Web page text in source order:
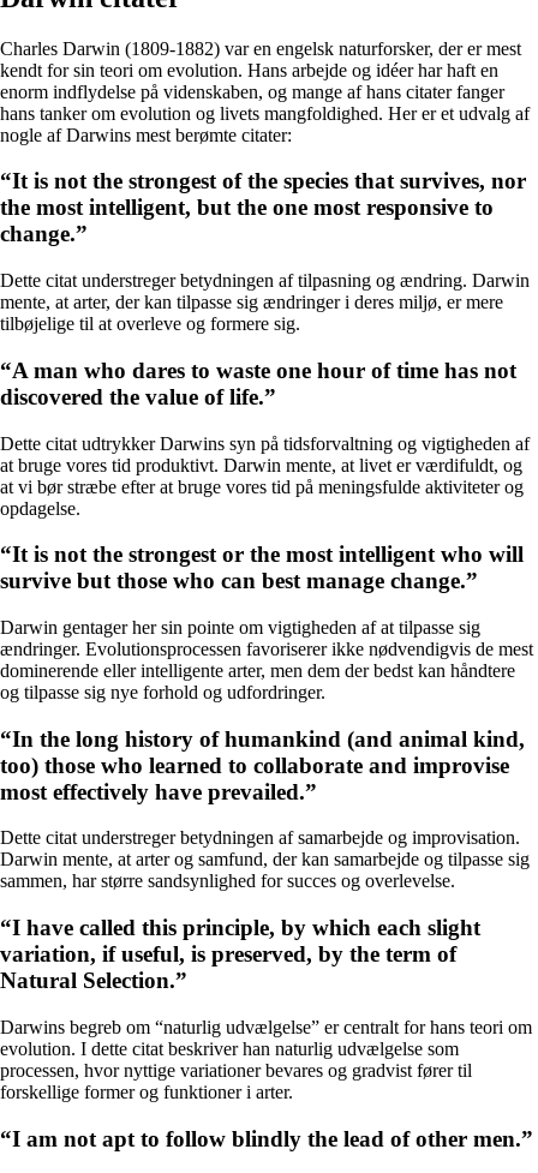
Charles Darwin (1809-1882) var en engelsk naturforsker, der er mest
kendt for sin teori om evolution. Hans arbejde og idéer har haft en
enorm indflydelse på videnskaben, og mange af hans citater fanger
hans tanker om evolution og livets mangfoldighed. Her er et udvalg af
nogle af Darwins mest berømte citater:
“It is not the strongest of the species that survives, nor
the most intelligent, but the one most responsive to
change.”
Dette citat understreger betydningen af ​​tilpasning og ændring. Darwin
mente, at arter, der kan tilpasse sig ændringer i deres miljø, er mere
tilbøjelige til at overleve og formere sig.
“A man who dares to waste one hour of time has not
discovered the value of life.”
Dette citat udtrykker Darwins syn på tidsforvaltning og vigtigheden af ​​
at bruge vores tid produktivt. Darwin mente, at livet er værdifuldt, og
at vi bør stræbe efter at bruge vores tid på meningsfulde aktiviteter og
opdagelse.
“It is not the strongest or the most intelligent who will
survive but those who can best manage change.”
Darwin gentager her sin pointe om vigtigheden af ​​at tilpasse sig
ændringer. Evolutionsprocessen favoriserer ikke nødvendigvis de mest
dominerende eller intelligente arter, men dem der bedst kan håndtere
og tilpasse sig nye forhold og udfordringer.
“In the long history of humankind (and animal kind,
too) those who learned to collaborate and improvise
most effectively have prevailed.”
Dette citat understreger betydningen af ​​samarbejde og improvisation.
Darwin mente, at arter og samfund, der kan samarbejde og tilpasse sig
sammen, har større sandsynlighed for succes og overlevelse.
“I have called this principle, by which each slight
variation, if useful, is preserved, by the term of
Natural Selection.”
Darwins begreb om “naturlig udvælgelse” er centralt for hans teori om
evolution. I dette citat beskriver han naturlig udvælgelse som
processen, hvor nyttige variationer bevares og gradvist fører til
forskellige former og funktioner i arter.
“I am not apt to follow blindly the lead of other men.”